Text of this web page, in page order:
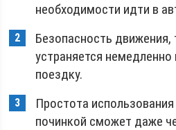
необходимости идти в
Безопасность движения,
устраняется
поездку.
Простота
починкой сможет даже